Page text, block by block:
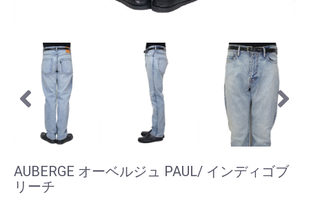
AUBERGE オーベルジュ PAUL/ インディゴブ
リーチ